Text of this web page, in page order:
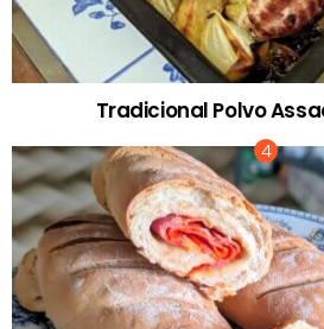
Tradicional Polvo